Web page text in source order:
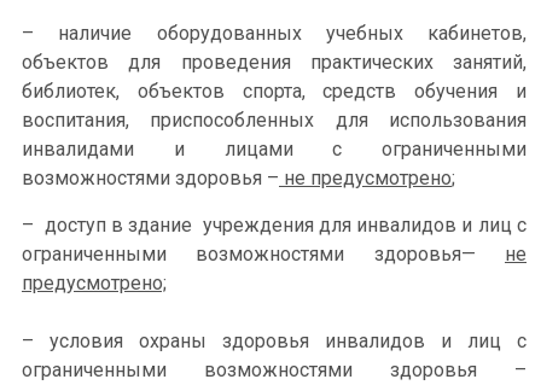
– наличие оборудованных учебных кабинетов,
объектов для проведения практических занятий,
библиотек, объектов спорта, средств обучения и
воспитания, приспособленных для использования
инвалидами и лицами с ограниченными
возможностями здоровья – не предусмотрено;
– доступ в здание учреждения для инвалидов и лиц с
ограниченными возможностями здоровья—
не
предусмотрено;
– условия охраны здоровья инвалидов и лиц с
ограниченными возможностями здоровья –